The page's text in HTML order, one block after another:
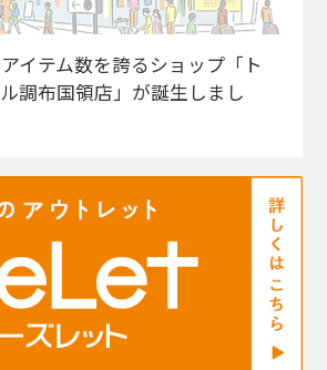
イテム数を誇るショップ「ト
調布国領店」が誕生しまし